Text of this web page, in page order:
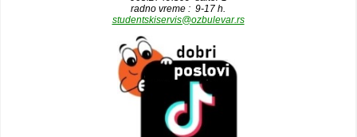
radno vreme : 9-17 h.
studentskiservis@ozbulevar.rs